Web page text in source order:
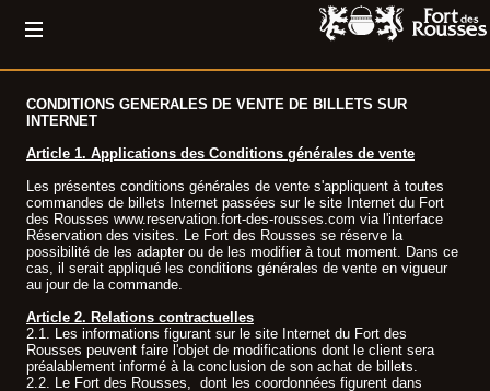
CONDITIONS GENERALES DE VENTE DE BILLETS SUR
INTERNET
Article 1. Applications des Conditions générales de vente
Les présentes conditions générales de vente s'appliquent à toutes
commandes de billets Internet passées sur le site Internet du Fort
des Rousses www.reservation.fort-des-rousses.com via l'interface
Réservation des visites. Le Fort des Rousses se réserve la
possibilité de les adapter ou de les modifier à tout moment. Dans ce
cas, il serait appliqué les conditions générales de vente en vigueur
au jour de la commande.
Article 2. Relations contractuelles
2.1. Les informations figurant sur le site Internet du Fort des
Rousses peuvent faire l'objet de modifications dont le client sera
préalablement informé à la conclusion de son achat de billets.
2.2. Le Fort des Rousses, dont les coordonnées figurent dans